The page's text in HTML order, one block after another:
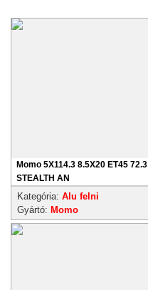
Momo 5X114.3 8.5X20 ET45 72.3
STEALTH AN
Kategória: Alu felni
Gyártó: Momo